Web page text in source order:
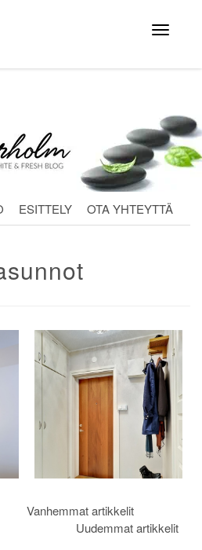
Avaa
valikko
ESITTELY OTA YHTEYTTÄ
Vanhemmat artikkelit
Uudemmat artikkelit